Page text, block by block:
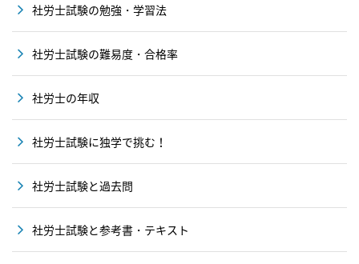
社労士試験の勉強・学習法
社労士試験の難易度・合格率
社労士の年収
社労士試験に独学で挑む！
社労士試験と過去問
社労士試験と参考書・テキスト